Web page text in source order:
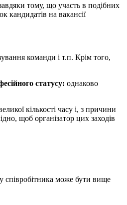
тому, що участь в подібних
кандидатів на вакансії
команди і т.п. Крім того,
статусу: однаково
кількості часу і, з причини
щоб організатор цих заходів
співробітника може бути вище